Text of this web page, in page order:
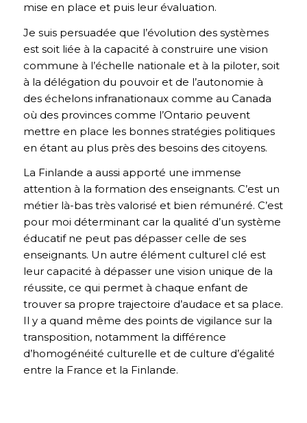
mise en place et puis leur évaluation.
Je suis persuadée que l’évolution des systèmes
est soit liée à la capacité à construire une vision
commune à l’échelle nationale et à la piloter, soit
à la délégation du pouvoir et de l’autonomie à
des échelons infranationaux comme au Canada
où des provinces comme l’Ontario peuvent
mettre en place les bonnes stratégies politiques
en étant au plus près des besoins des citoyens.
La Finlande a aussi apporté une immense
attention à la formation des enseignants. C’est un
métier là-bas très valorisé et bien rémunéré. C’est
pour moi déterminant car la qualité d’un système
éducatif ne peut pas dépasser celle de ses
enseignants. Un autre élément culturel clé est
leur capacité à dépasser une vision unique de la
réussite, ce qui permet à chaque enfant de
trouver sa propre trajectoire d’audace et sa place.
Il y a quand même des points de vigilance sur la
transposition, notamment la différence
d’homogénéité culturelle et de culture d’égalité
entre la France et la Finlande.